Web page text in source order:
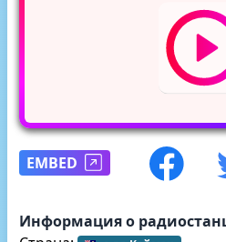
EMBED
Информация о